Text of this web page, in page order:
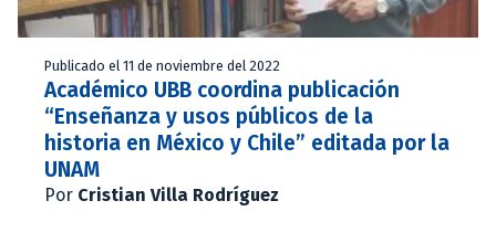
Publicado el 11 de noviembre del 2022
Académico UBB coordina publicación
“Enseñanza y usos públicos de la
historia en México y Chile” editada por la
UNAM
Por Cristian Villa Rodríguez